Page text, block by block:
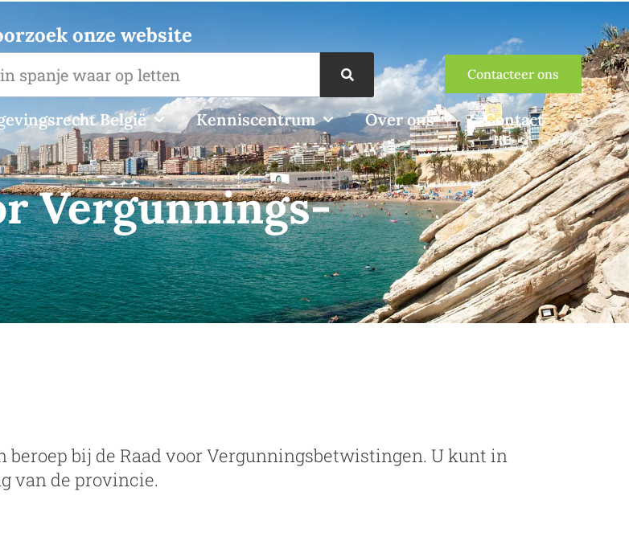
onze website
Contacteer ons
België Kenniscentrum Over ons Contact
Vergunnings­
bij de Raad voor Vergunningsbetwistingen. U kunt in
van de provincie.